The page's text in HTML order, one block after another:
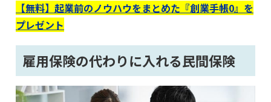
【無料】起業前のノウハウをまとめた『創業手帳0』を
プレゼント
雇用保険の代わりに入れる民間保険